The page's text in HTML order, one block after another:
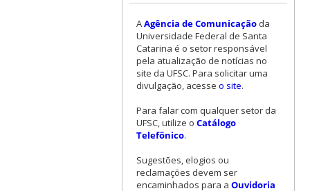
AAgência de Comunicaçãoda
Universidade Federal de Santa
Catarina é o setor responsável
pela atualização de notícias no
site da UFSC. Para solicitar uma
divulgação, acesse o site.
Para falar com qualquer setor da
UFSC, utilize o Catálogo
Telefônico.
Sugestões, elogios ou
reclamações devem ser
encaminhados para a Ouvidoria